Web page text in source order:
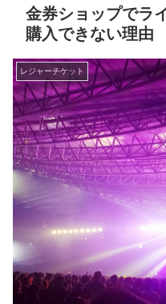
金券ショップでラ
購入できない理由
レジャーチケット